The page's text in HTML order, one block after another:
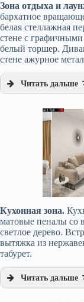
Зона отдыха и
бархатное
белая стеллажная
стене с
белый торшер.
стене ажурное
Читать дальше
Кухонная зона.
матовые пеналы со
светлое дерево.
вытяжка из
табурет.
Читать дальше